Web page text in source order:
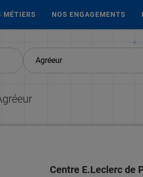
MÉTIERS NOS ENGAGEMENTS
Centre E.Leclerc de